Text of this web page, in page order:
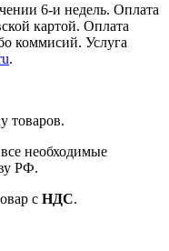
6-и недель. Оплата
картой. Оплата
коммисий. Услуга
.
товаров.
необходимые
РФ.
с НДС.